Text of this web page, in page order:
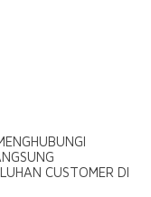
CUSTOMER DI